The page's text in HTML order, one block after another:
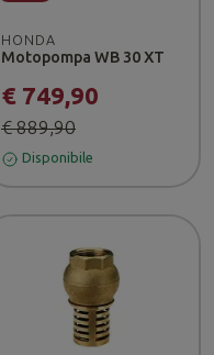
HONDA
Motopompa WB 30 XT
€ 749,90
€ 889,90
Disponibile